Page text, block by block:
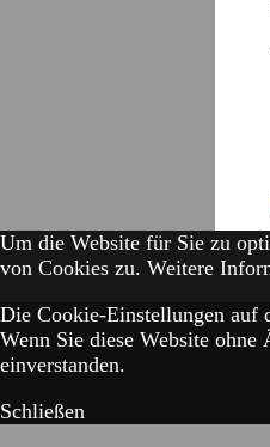
Um die Website für Sie zu
von Cookies zu. Weitere
Die Cookie-Einstellungen auf
Wenn Sie diese Website
einverstanden.
Schließen